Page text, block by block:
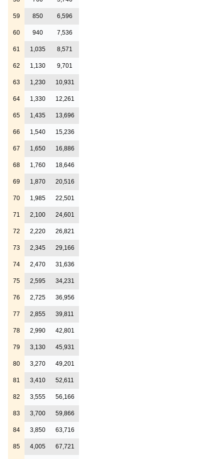
59 850 6,596
60 940 7,536
61 1,035 8,571
62 1,130 9,701
63 1,230 10,931
64 1,330 12,261
65 1,435 13,696
66 1,540 15,236
67 1,650 16,886
68 1,760 18,646
69 1,870 20,516
70 1,985 22,501
71 2,100 24,601
72 2,220 26,821
73 2,345 29,166
74 2,470 31,636
75 2,595 34,231
76 2,725 36,956
77 2,855 39,811
78 2,990 42,801
79 3,130 45,931
80 3,270 49,201
81 3,410 52,611
82 3,555 56,166
83 3,700 59,866
84 3,850 63,716
85 4,005 67,721